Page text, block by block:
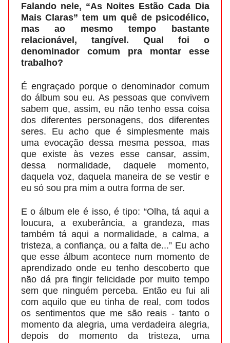
Falando nele, “As Noites Estão Cada Dia
Mais Claras” tem um quê de psicodélico,
mas ao mesmo tempo bastante
relacionável, tangível. Qual foi o
denominador comum pra montar esse
trabalho?
É engraçado porque o denominador comum
do álbum sou eu. As pessoas que convivem
sabem que, assim, eu não tenho essa coisa
dos diferentes personagens, dos diferentes
seres. Eu acho que é simplesmente mais
uma evocação dessa mesma pessoa, mas
que existe às vezes esse cansar, assim,
dessa normalidade, daquele momento,
daquela voz, daquela maneira de se vestir e
eu só sou pra mim a outra forma de ser.
E o álbum ele é isso, é tipo: “Olha, tá aqui a
loucura, a exuberância, a grandeza, mas
também tá aqui a normalidade, a calma, a
tristeza, a confiança, ou a falta de...” Eu acho
que esse álbum acontece num momento de
aprendizado onde eu tenho descoberto que
não dá pra fingir felicidade por muito tempo
sem que ninguém perceba. Então eu fui ali
com aquilo que eu tinha de real, com todos
os sentimentos que me são reais - tanto o
momento da alegria, uma verdadeira alegria,
depois do momento da tristeza, uma